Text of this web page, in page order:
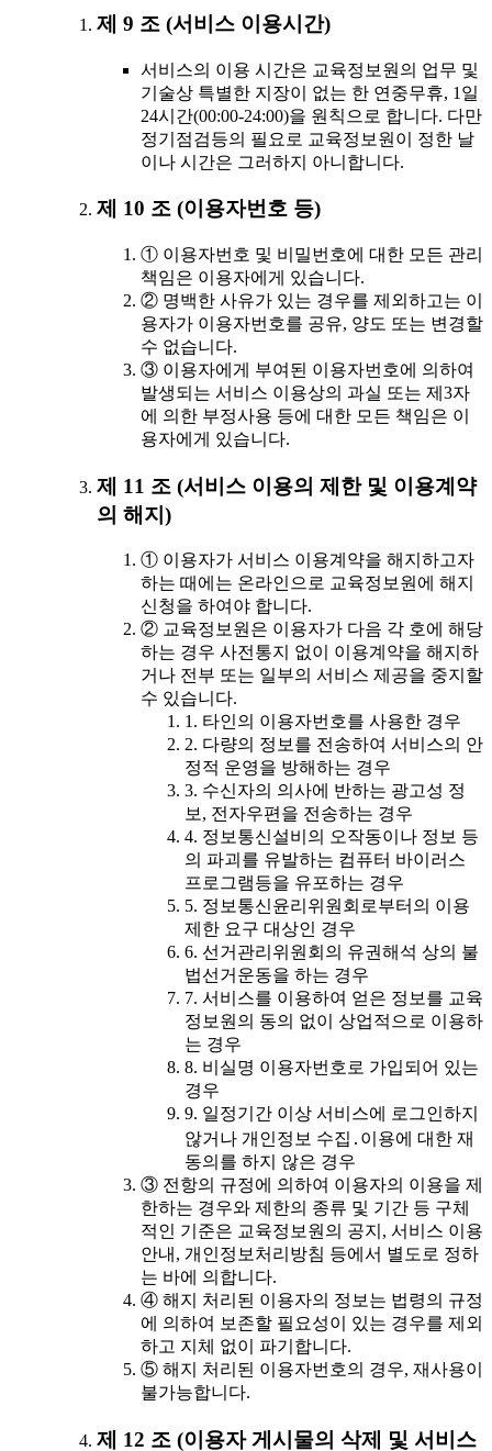
제 9 조 (서비스 이용시간)
서비스의 이용 시간은 교육정보원의 업무 및
기술상 특별한 지장이 없는 한 연중무휴, 1일
24시간(00:00-24:00)을 원칙으로 합니다. 다만
정기점검등의 필요로 교육정보원이 정한 날
이나 시간은 그러하지 아니합니다.
제 10 조 (이용자번호 등)
① 이용자번호 및 비밀번호에 대한 모든 관리
책임은 이용자에게 있습니다.
② 명백한 사유가 있는 경우를 제외하고는 이
용자가 이용자번호를 공유, 양도 또는 변경할
수 없습니다.
③ 이용자에게 부여된 이용자번호에 의하여
발생되는 서비스 이용상의 과실 또는 제3자
에 의한 부정사용 등에 대한 모든 책임은 이
용자에게 있습니다.
제 11 조 (서비스 이용의 제한 및 이용계약
의 해지)
① 이용자가 서비스 이용계약을 해지하고자
하는 때에는 온라인으로 교육정보원에 해지
신청을 하여야 합니다.
② 교육정보원은 이용자가 다음 각 호에 해당
하는 경우 사전통지 없이 이용계약을 해지하
거나 전부 또는 일부의 서비스 제공을 중지할
수 있습니다.
1. 타인의 이용자번호를 사용한 경우
2. 다량의 정보를 전송하여 서비스의 안
정적 운영을 방해하는 경우
3. 수신자의 의사에 반하는 광고성 정
보, 전자우편을 전송하는 경우
4. 정보통신설비의 오작동이나 정보 등
의 파괴를 유발하는 컴퓨터 바이러스
프로그램등을 유포하는 경우
5. 정보통신윤리위원회로부터의 이용
제한 요구 대상인 경우
6. 선거관리위원회의 유권해석 상의 불
법선거운동을 하는 경우
7. 서비스를 이용하여 얻은 정보를 교육
정보원의 동의 없이 상업적으로 이용하
는 경우
8. 비실명 이용자번호로 가입되어 있는
경우
9. 일정기간 이상 서비스에 로그인하지
않거나 개인정보 수집․이용에 대한 재
동의를 하지 않은 경우
③ 전항의 규정에 의하여 이용자의 이용을 제
한하는 경우와 제한의 종류 및 기간 등 구체
적인 기준은 교육정보원의 공지, 서비스 이용
안내, 개인정보처리방침 등에서 별도로 정하
는 바에 의합니다.
④ 해지 처리된 이용자의 정보는 법령의 규정
에 의하여 보존할 필요성이 있는 경우를 제외
하고 지체 없이 파기합니다.
⑤ 해지 처리된 이용자번호의 경우, 재사용이
불가능합니다.
제 12 조 (이용자 게시물의 삭제 및 서비스